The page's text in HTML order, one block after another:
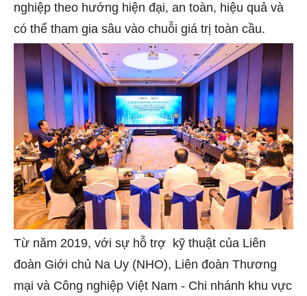
nghiệp theo hướng hiện đại, an toàn, hiệu quả và
có thể tham gia sâu vào chuỗi giá trị toàn cầu.
Từ năm 2019, với sự hỗ trợ kỹ thuật của Liên
đoàn Giới chủ Na Uy (NHO), Liên đoàn Thương
mại và Công nghiệp Việt Nam - Chi nhánh khu vực